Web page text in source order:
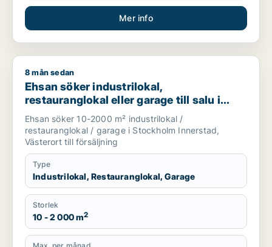
Mer info
Ehsan söker industrilokal, restauranglokal eller garage till
8 mån sedan
Ehsan söker industrilokal,
restauranglokal eller garage till salu i
Stockholm Innerstad eller Västerort
Ehsan söker 10-2000 m² industrilokal /
restauranglokal / garage i Stockholm Innerstad,
Västerort till försäljning
Type
Industrilokal, Restauranglokal, Garage
Storlek
10 - 2 000 m2